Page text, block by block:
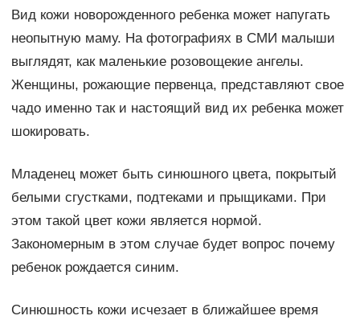
Вид кожи новорожденного ребенка может напугать
неопытную маму. На фотографиях в СМИ малыши
выглядят, как маленькие розовощекие ангелы.
Женщины, рожающие первенца, представляют свое
чадо именно так и настоящий вид их ребенка может
шокировать.
Младенец может быть синюшного цвета, покрытый
белыми сгустками, подтеками и прыщиками. При
этом такой цвет кожи является нормой.
Закономерным в этом случае будет вопрос почему
ребенок рождается синим.
Синюшность кожи исчезает в ближайшее время